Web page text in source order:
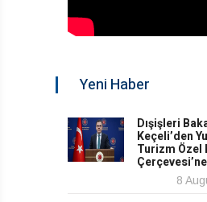
Yeni Haber
Dışişleri
Keçeli’den
Turizm Özel
8